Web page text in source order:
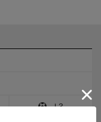
Ｊ3